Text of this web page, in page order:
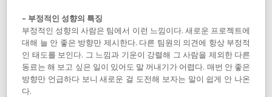
– 부정적인 성향의 특징
부정적인 성향의 사람은 팀에서 이런 느낌이다. 새로운 프로젝트에
대해 늘 안 좋은 방향만 제시한다. 다른 팀원의 의견에 항상 부정적
인 태도를 보인다. 그 느낌과 기운이 강렬해 그 사람을 제외한 다른
동료는 해 보고 싶은 일이 있어도 말 꺼내기가 어렵다. 매번 안 좋은
방향만 언급하다 보니 새로운 걸 도전해 보자는 말이 쉽게 안 나온
다.